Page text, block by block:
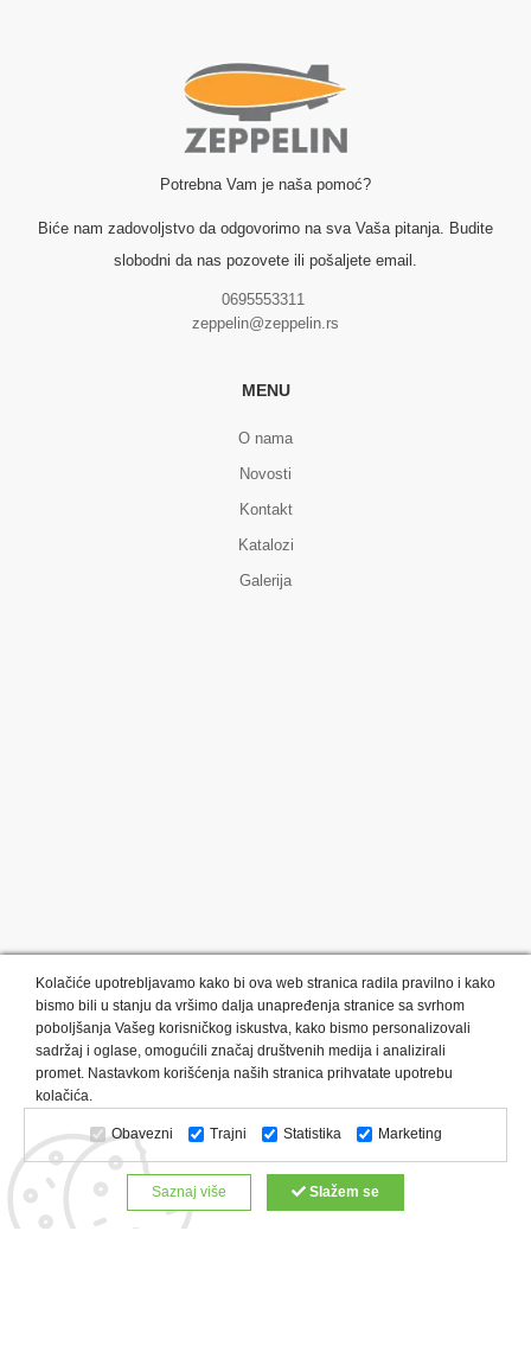
Potrebna Vam je naša pomoć?
Biće nam zadovoljstvo da odgovorimo na sva Vaša pitanja. Budite
slobodni da nas pozovete ili pošaljete email.
0695553311
zeppelin@zeppelin.rs
MENU
O nama
Novosti
Kontakt
Katalozi
Galerija
Kategorije proizvoda: Olovke i markeri
Privesci i trakice
Upaljači
USB Tehnologija Tekstil
Kačketi i kape
Notesi i rokovnici
Kancelarija Satovi
Kišobrani
Torbe i putovanja
Kuhinjski setovi
Alati i oprema
Relaksacija, lepota i zdravlje
Kalendari
Custom proizvodi
Digitalna štampa
Kolačiće upotrebljavamo kako bi ova web stranica radila pravilno i kako
bismo bili u stanju da vršimo dalja unapređenja stranice sa svrhom
poboljšanja Vašeg korisničkog iskustva, kako bismo personalizovali
sadržaj i oglase, omogućili značaj društvenih medija i analizirali
promet. Nastavkom korišćenja naših stranica prihvatate upotrebu
kolačića.
Obavezni Trajni Statistika Marketing
Saznaj više Slažem se